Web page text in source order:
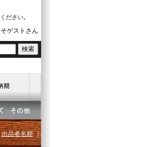
ださい。
ゲストさん
出品者名順｜